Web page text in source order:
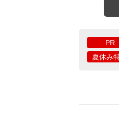
PR
夏休み